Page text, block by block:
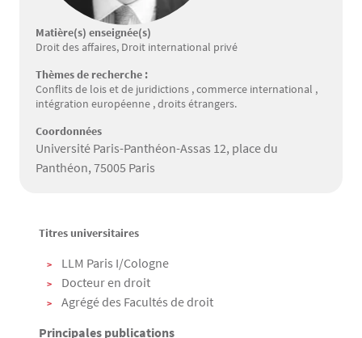
Matière(s) enseignée(s)
Droit des affaires, Droit international privé
Thèmes de recherche :
Conflits de lois et de juridictions , commerce international ,
intégration européenne , droits étrangers.
Coordonnées
Université Paris-Panthéon-Assas 12, place du
Panthéon, 75005 Paris
Texte
Titres universitaires
LLM Paris I/Cologne
Docteur en droit
Agrégé des Facultés de droit
Principales publications